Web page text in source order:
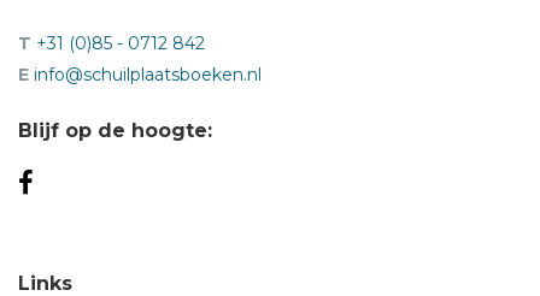
T +31 (0)85 - 0712 842
E info@schuilplaatsboeken.nl
Blijf op de hoogte:
Links